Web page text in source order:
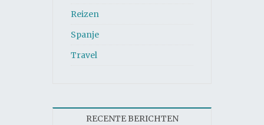
Reizen
Spanje
Travel
RECENTE BERICHTEN